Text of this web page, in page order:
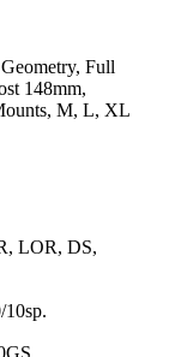
Full
148mm,
M, L, XL
LOR, DS,